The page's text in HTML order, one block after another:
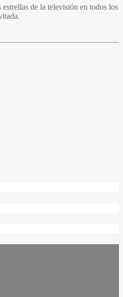
de la televisión en todos los